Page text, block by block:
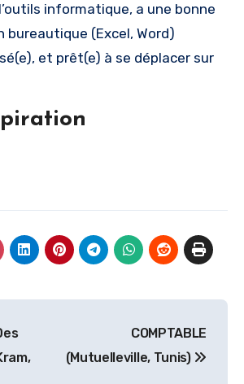
informatique, a une bonne
bureautique (Excel, Word)
et prêt(e) à se déplacer sur
COMPTABLE
(Mutuelleville, Tunis)